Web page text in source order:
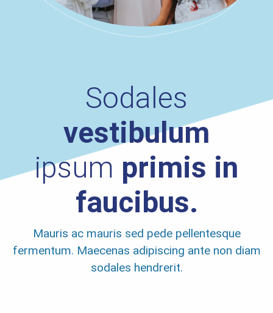
Sodales
vestibulum
ipsum primis in
faucibus.
Mauris ac mauris sed pede pellentesque
fermentum. Maecenas adipiscing ante non diam
sodales hendrerit.